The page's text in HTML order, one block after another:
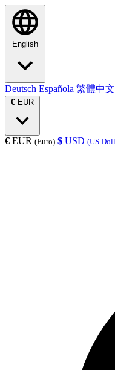
English
Deutsch Española 繁體中文
€ EUR
€ EUR (Euro) $ USD (US